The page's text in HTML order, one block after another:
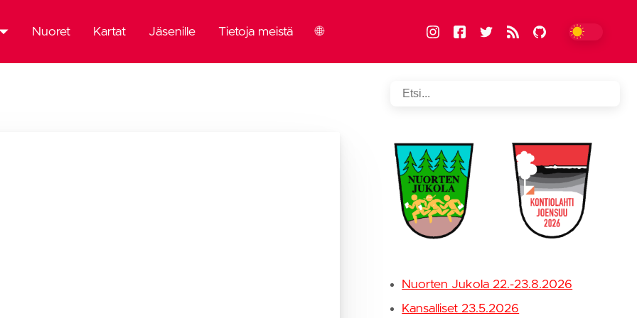
Nuoret Kartat Jäsenille Tietoja meistä 🌐
FIN
Nuorten Jukola 22.-23.8.2026
Kansalliset 23.5.2026